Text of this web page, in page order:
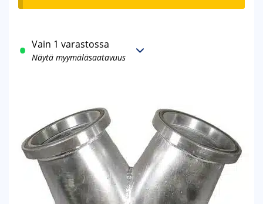
Vain 1 varastossa
Näytä myymäläsaatavuus